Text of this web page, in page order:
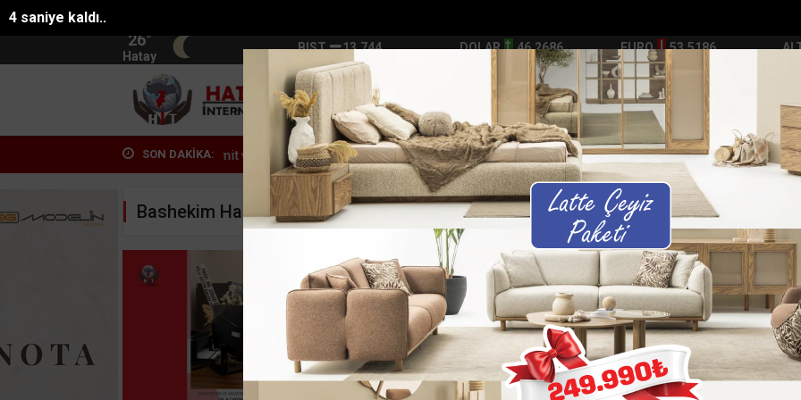
3 saniye kaldı..
26°
Hatay
BIST 13.744 DOLAR 46.2686 EURO 53.5186
HATAY MAGAZİN KADIN-YAŞAM SPOR
SON DAKİKA:
sıcağında şalgam ve simit vatandaşla... Mersinde 4 mahallenin ortak kullandığı yol ye... Hassada zeytinlik yangını yaşandı
Yazarlar Web TV
Bashekim Haberleri